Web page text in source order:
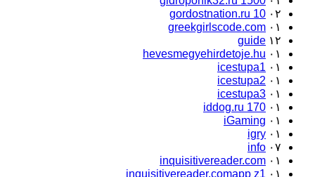
gordostnation.ru 10 ۰۲
greekgirlscode.com ۰۱
guide ۱۲
hevesmegyehirdetoje.hu ۰۱
icestupa1 ۰۱
icestupa2 ۰۱
icestupa3 ۰۱
iddog.ru 170 ۰۱
iGaming ۰۱
igry ۰۱
info ۰۷
inquisitivereader.com ۰۱
inquisitivereader.comapp z1 ۰۱